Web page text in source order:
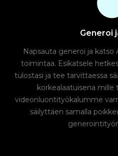
Generoi
Napsauta generoi ja katso
toimintaa. Esikatsele
tulostasi ja tee tarvittaessa
korkealaatuisena mille
videonluontityökalumme
säilyttäen samalla